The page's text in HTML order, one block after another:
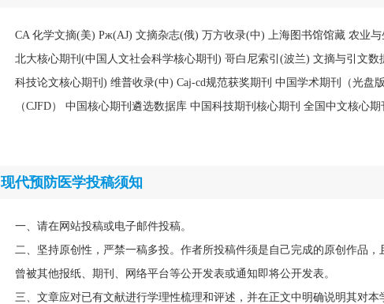
CA 化学文摘(美) Pж(AJ) 文摘杂志(俄) 万方收录(中) 上海图书馆馆藏 农业
北大核心期刊(中国人文社会科学核心期刊) 哥白尼索引(波兰) 文摘与引文
科技论文核心期刊) 维普收录(中) Caj-cd规范获奖期刊 中国学术期刊（光盘
（CJFD） 中国核心期刊遴选数据库 中国科技期刊核心期刊 全国中文核心期
现代预防医学投稿须知
一、请在网站投稿或电子邮件投稿。
二、坚持原创性，严禁一稿多投。作者所投稿件须是自己完成的原创作品
曾被其他报纸、期刊、网络平台等公开发表或通知即将公开发表。
三、文章应对已有文献进行学理性梳理和评述，并在正文中明确说明其对